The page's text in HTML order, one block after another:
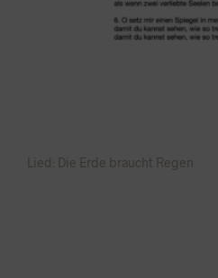
Lied: Die Erde braucht Regen